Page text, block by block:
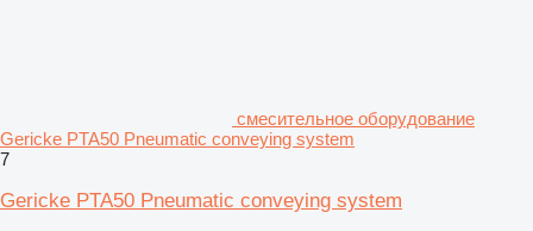
смесительное оборудование
Gericke PTA50 Pneumatic conveying system
7
Gericke PTA50 Pneumatic conveying system